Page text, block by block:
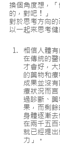
換個角度想，
的，對吧！」
對於思考方向
以一起來思考健
相信人體
在傳統的
才會好，
的藥物和
成果並沒
療狀況而
過診斷、
果，而剩
身體逐漸
在兩千五
就已經提
力」。